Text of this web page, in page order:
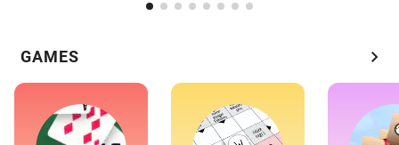
GAMES chevron_right